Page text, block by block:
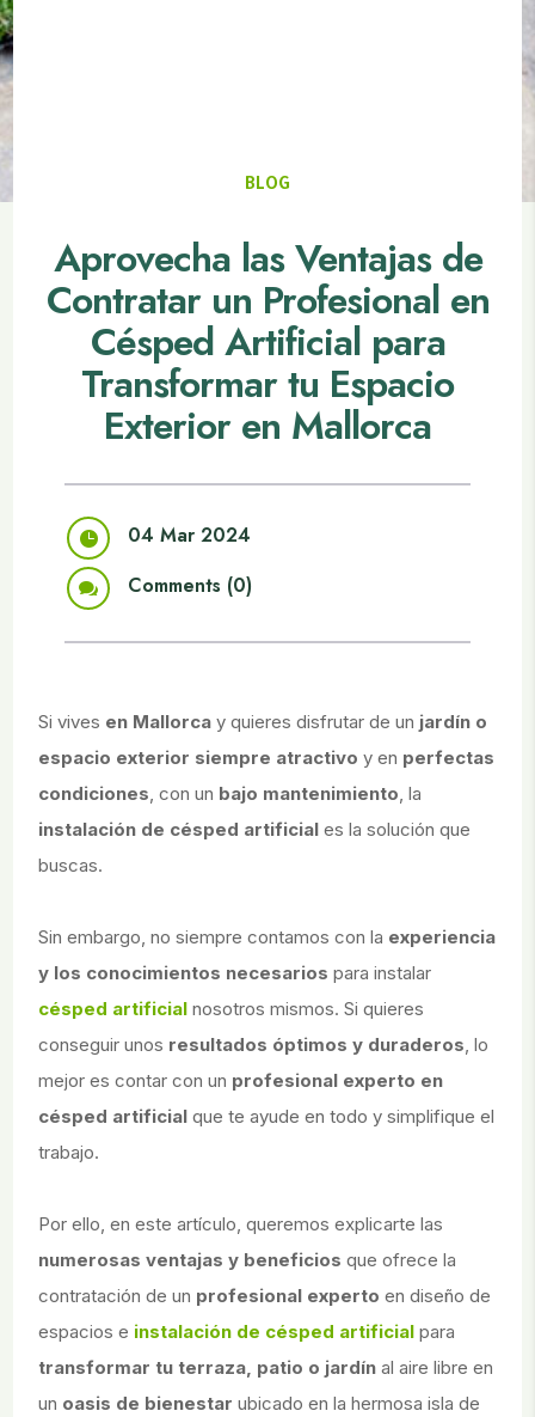
BLOG
Aprovecha las Ventajas de
Contratar un Profesional en
Césped Artificial para
Transformar tu Espacio
Exterior en Mallorca
 04 Mar 2024
 Comments (0)
Si vives en Mallorca y quieres disfrutar de un jardín o
espacio exterior siempre atractivo y en perfectas
condiciones, con un bajo mantenimiento, la
instalación de césped artificial es la solución que
buscas.
Sin embargo, no siempre contamos con la experiencia
y los conocimientos necesarios para instalar
césped artificial nosotros mismos. Si quieres
conseguir unos resultados óptimos y duraderos, lo
mejor es contar con un profesional experto en
césped artificial que te ayude en todo y simplifique el
trabajo.
Por ello, en este artículo, queremos explicarte las
numerosas ventajas y beneficios que ofrece la
contratación de un profesional experto en diseño de
espacios e instalación de césped artificialpara
transformar tu terraza, patio o jardínal aire libre en
un oasis de bienestarubicado en la hermosa isla de